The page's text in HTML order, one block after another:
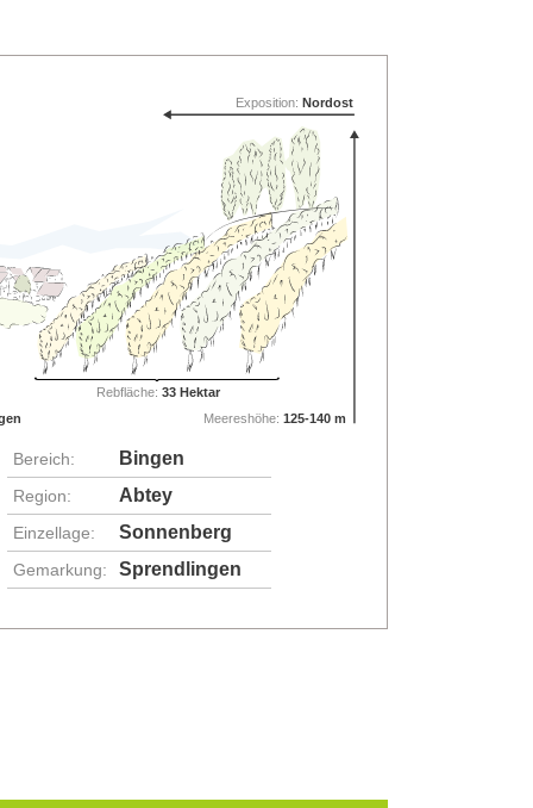
Rebfläche: 33 Hektar
Meereshöhe:125-140 m
Exposition:Nordost
Bereich: Bingen
Region: Abtey
Einzellage: Sonnenberg
Gemarkung: Sprendlingen